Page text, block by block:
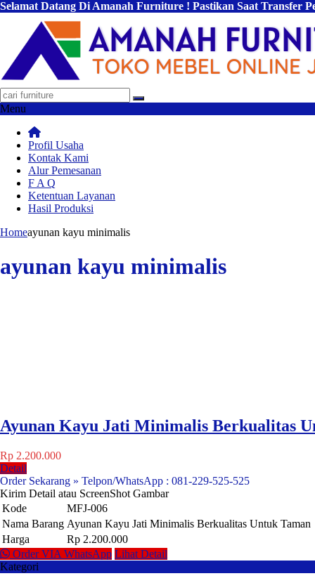
Selamat Datang Di Amanah Furniture ! Pastikan Saat Transfer
Menu
Profil Usaha
Kontak Kami
Alur Pemesanan
F A Q
Ketentuan Layanan
Hasil Produksi
Homeayunan kayu minimalis
ayunan kayu minimalis
Ayunan Kayu Jati Minimalis Berkualitas
Rp 2.200.000
Detail
Order Sekarang » Telpon/WhatsApp : 081-229-525-525
Kirim Detail atau ScreenShot Gambar
Kode
MFJ-006
Nama Barang Ayunan Kayu Jati Minimalis Berkualitas Untuk Taman
Harga
Rp 2.200.000
Order VIA WhatsApp Lihat Detail
Kategori